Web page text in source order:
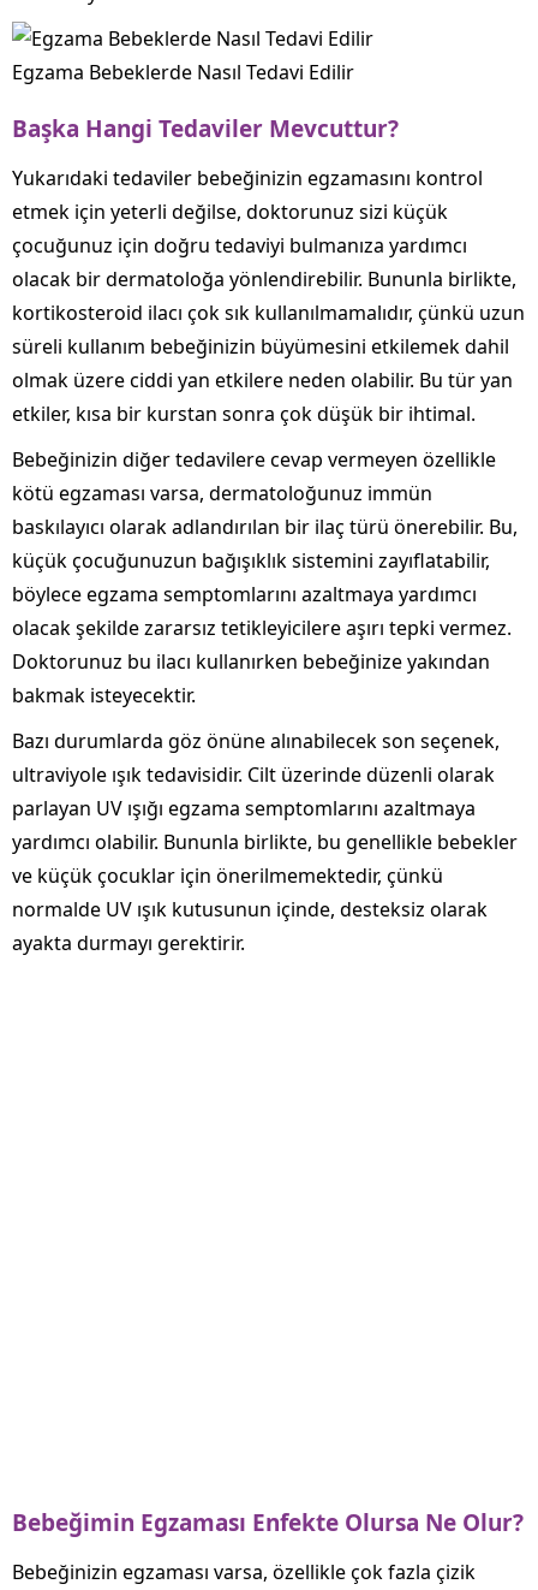
Egzama Bebeklerde Nasıl Tedavi Edilir
Başka Hangi Tedaviler Mevcuttur?
Yukarıdaki tedaviler bebeğinizin egzamasını kontrol
etmek için yeterli değilse, doktorunuz sizi küçük
çocuğunuz için doğru tedaviyi bulmanıza yardımcı
olacak bir dermatoloğa yönlendirebilir. Bununla birlikte,
kortikosteroid ilacı çok sık kullanılmamalıdır, çünkü uzun
süreli kullanım bebeğinizin büyümesini etkilemek dahil
olmak üzere ciddi yan etkilere neden olabilir. Bu tür yan
etkiler, kısa bir kurstan sonra çok düşük bir ihtimal.
Bebeğinizin diğer tedavilere cevap vermeyen özellikle
kötü egzaması varsa, dermatoloğunuz immün
baskılayıcı olarak adlandırılan bir ilaç türü önerebilir. Bu,
küçük çocuğunuzun bağışıklık sistemini zayıflatabilir,
böylece egzama semptomlarını azaltmaya yardımcı
olacak şekilde zararsız tetikleyicilere aşırı tepki vermez.
Doktorunuz bu ilacı kullanırken bebeğinize yakından
bakmak isteyecektir.
Bazı durumlarda göz önüne alınabilecek son seçenek,
ultraviyole ışık tedavisidir. Cilt üzerinde düzenli olarak
parlayan UV ışığı egzama semptomlarını azaltmaya
yardımcı olabilir. Bununla birlikte, bu genellikle bebekler
ve küçük çocuklar için önerilmemektedir, çünkü
normalde UV ışık kutusunun içinde, desteksiz olarak
ayakta durmayı gerektirir.
Bebeğimin Egzaması Enfekte Olursa Ne Olur?
Bebeğinizin egzaması varsa, özellikle çok fazla çizik